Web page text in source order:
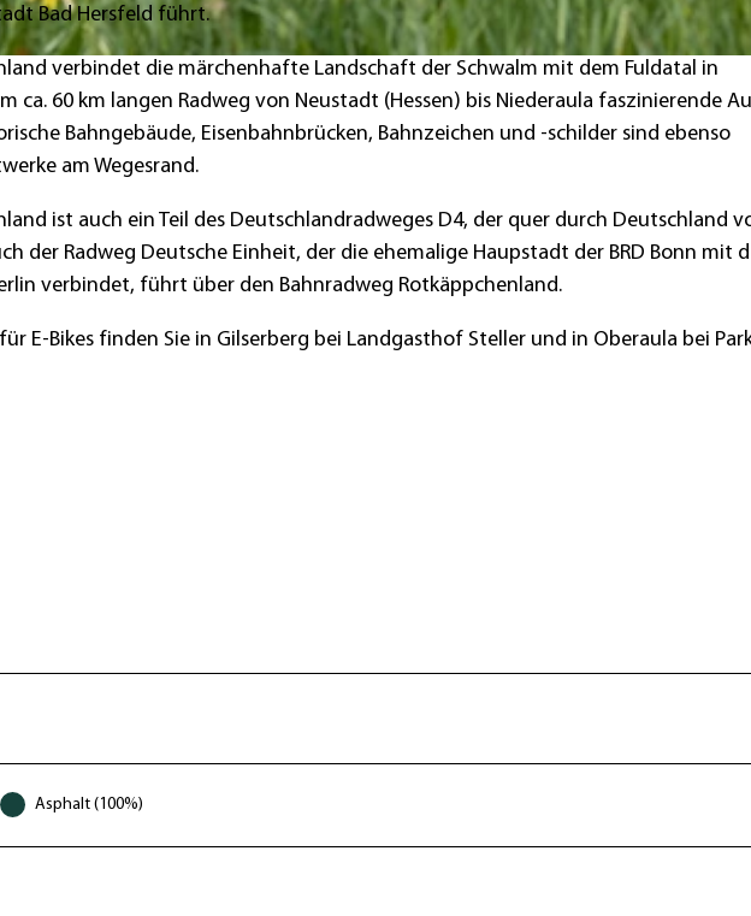
Bad Hersfeld führt.
verbindet die märchenhafte Landschaft der Schwalm mit dem Fuldatal in
ca. 60 km langen Radweg von Neustadt (Hessen) bis Niederaula faszinierende
Bahngebäude, Eisenbahnbrücken, Bahnzeichen und -schilder sind ebenso
am Wegesrand.
ist auch ein Teil des Deutschlandradweges D4, der quer durch Deutschland
der Radweg Deutsche Einheit, der die ehemalige Haupstadt der BRD Bonn mit
verbindet, führt über den Bahnradweg Rotkäppchenland.
E-Bikes finden Sie in Gilserberg bei Landgasthof Steller und in Oberaula bei
Asphalt (100%)